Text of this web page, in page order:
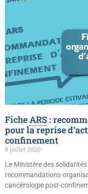
FicheARS:
pour la reprise
confinement
8 juillet 2020
Le Ministère des
recommandations
cancérologie post-